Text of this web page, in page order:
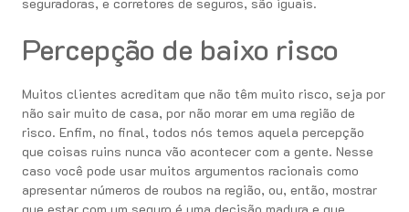
Percepção de baixo risco
Muitos clientes acreditam que não têm muito risco, seja por
não sair muito de casa, por não morar em uma região de
risco. Enfim, no final, todos nós temos aquela percepção
que coisas ruins nunca vão acontecer com a gente. Nesse
caso você pode usar muitos argumentos racionais como
apresentar números de roubos na região, ou, então, mostrar